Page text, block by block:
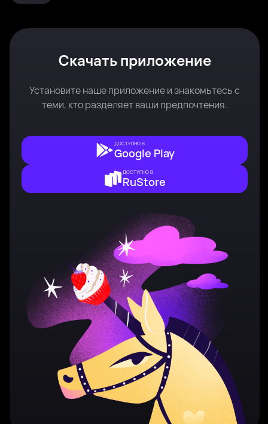
Скачать приложение
Установите наше приложение и знакомьтесь с
теми, кто разделяет ваши предпочтения.
ДОСТУПНО В
Google Play
ДОСТУПНО В
RuStore